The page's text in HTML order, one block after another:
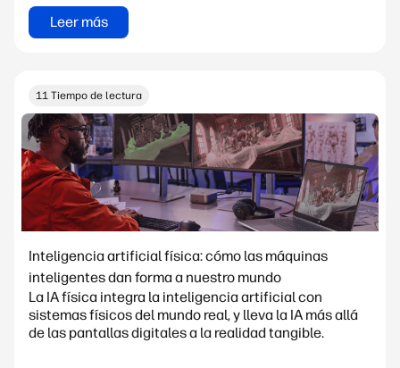
Leer más
11 Tiempo de lectura
Inteligencia artificial física: cómo las máquinas
inteligentes dan forma a nuestro mundo
La IA física integra la inteligencia artificial con
sistemas físicos del mundo real, y lleva la IA más allá
de las pantallas digitales a la realidad tangible.